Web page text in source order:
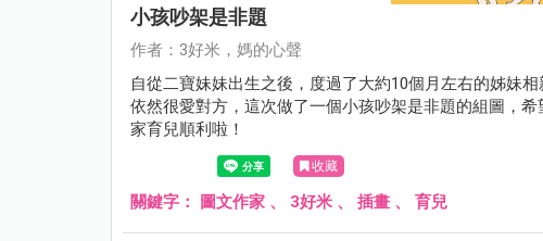
小孩吵架是非題
作者：3好米，媽的心聲
自從二寶妹妹出生之後，度過了大約10個月左右的姊妹
依然很愛對方，這次做了一個小孩吵架是非題的組圖，
家育兒順利啦！
收藏
關鍵字： 圖文作家 、 3好米 、 插畫 、 育兒